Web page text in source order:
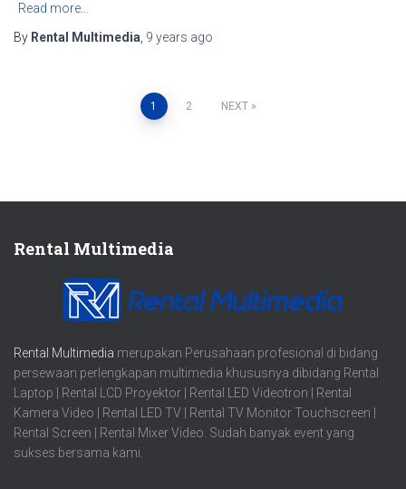
Read more…
By Rental Multimedia, 9 years ago
1 2 NEXT
Rental Multimedia
Rental Multimedia merupakan Perusahaan profesional di bidang
persewaan perlengkapan multimedia khususnya dibidang Rental
Laptop | Rental LCD Proyektor | Rental LED Videotron | Rental
Kamera Video | Rental LED TV | Rental TV Monitor Touchscreen |
Rental Screen | Rental Mixer Video. Sudah banyak event yang
sukses bersama kami.